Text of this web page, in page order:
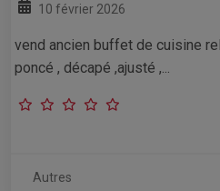
10 février 2026
vend ancien buffet de cuisine
poncé , décapé ,ajusté ,...
Autres